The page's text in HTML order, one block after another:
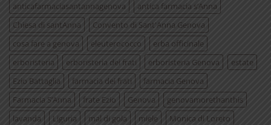
anticafarmaciasantannagenova
antica farmacia s’Anna
Chiesa di santAnna
Convento di Sant'Anna Genova
cosa fare a genova
eleuterococco
erba officinale
erboristeria
erboristeria dei frati erboristeria Genova
estate
Ezio Battaglia
farmacia dei frati
farmacia Genova
Farmacia S’Anna
frate Ezio Genova
genovamorethanthis
lavanda
Liguria mal di gola miele
Monica di Loreto